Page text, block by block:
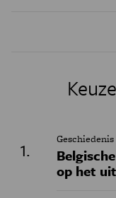
Geschiedenis
op het